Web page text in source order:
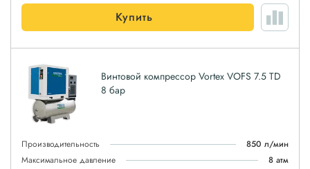
Купить
Винтовой компрессор Vortex VOFS 7.5 TD
8 бар
Производительность
850 л/мин
Максимальное давление
8 атм